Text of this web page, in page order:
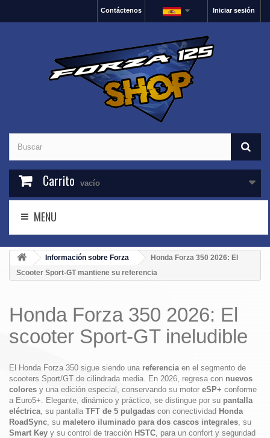
Iniciar sesión
Contáctenos
Carrito vacío
MENU
Información sobre Forza
Honda Forza 350 2026: El
Scooter Sport-GT mantiene su referencia
Honda Forza 350 2026: El
scooter Sport-GT ineludible
El Honda Forza 350 sigue siendo una referenciaen el segmento de
scooters Sport/GT de cilindrada media. En 2026, regresa con nuevos
colores y una edición especial, conservando su motor eSP+ conforme
a Euro5+. Elegante, dinámico y práctico, se distingue por su pantalla
eléctrica, su pantalla TFT de 5 pulgadas con conectividad Honda
RoadSync, su maletero iluminado para dos cascos integrales, su
Smart Key y su control de tracción HSTC, para un confort y seguridad